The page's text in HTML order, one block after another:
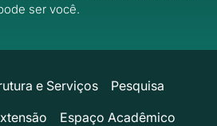
ser você.
e Serviços
Pesquisa
Espaço Acadêmico